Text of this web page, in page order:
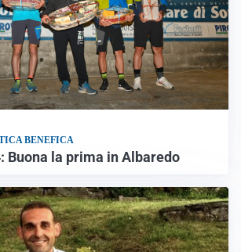
BENEFICA
Buona la prima in Albaredo